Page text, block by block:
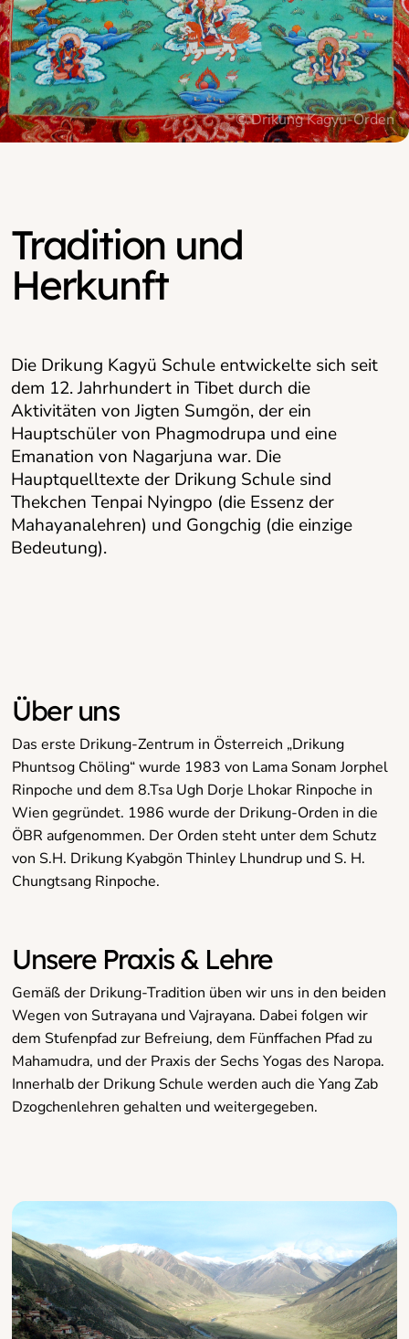
© Drikung Kagyü-Orden
© Drikung Kagyü-Orden
Tradition und
Herkunft
Die Drikung Kagyü Schule entwickelte sich seit
dem 12. Jahrhundert in Tibet durch die
Aktivitäten von Jigten Sumgön, der ein
Hauptschüler von Phagmodrupa und eine
Emanation von Nagarjuna war. Die
Hauptquelltexte der Drikung Schule sind
Thekchen Tenpai Nyingpo (die Essenz der
Mahayanalehren) und Gongchig (die einzige
Bedeutung).
Über uns
Das erste Drikung-Zentrum in Österreich „Drikung
Phuntsog Chöling“ wurde 1983 von Lama Sonam Jorphel
Rinpoche und dem 8.Tsa Ugh Dorje Lhokar Rinpoche in
Wien gegründet. 1986 wurde der Drikung-Orden in die
ÖBR aufgenommen. Der Orden steht unter dem Schutz
von S.H. Drikung Kyabgön Thinley Lhundrup und S. H.
Chungtsang Rinpoche.
Unsere Praxis & Lehre
Gemäß der Drikung-Tradition üben wir uns in den beiden
Wegen von Sutrayana und Vajrayana. Dabei folgen wir
dem Stufenpfad zur Befreiung, dem Fünffachen Pfad zu
Mahamudra, und der Praxis der Sechs Yogas des Naropa.
Innerhalb der Drikung Schule werden auch die Yang Zab
Dzogchenlehren gehalten und weitergegeben.